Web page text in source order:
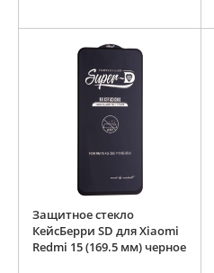
Защитное стекло
КейсБерри SD для Xiaomi
Redmi 15 (169.5 мм) черное